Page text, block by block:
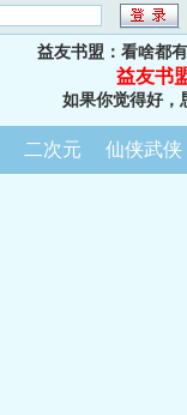
益友书盟：看啥都
益友书
如果你觉得好，
二次元 仙侠武侠